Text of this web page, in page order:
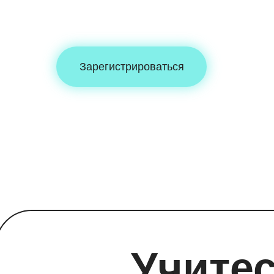
Зарегистрироваться